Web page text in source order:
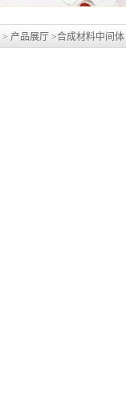
> 产品展厅 >合成材料中间体